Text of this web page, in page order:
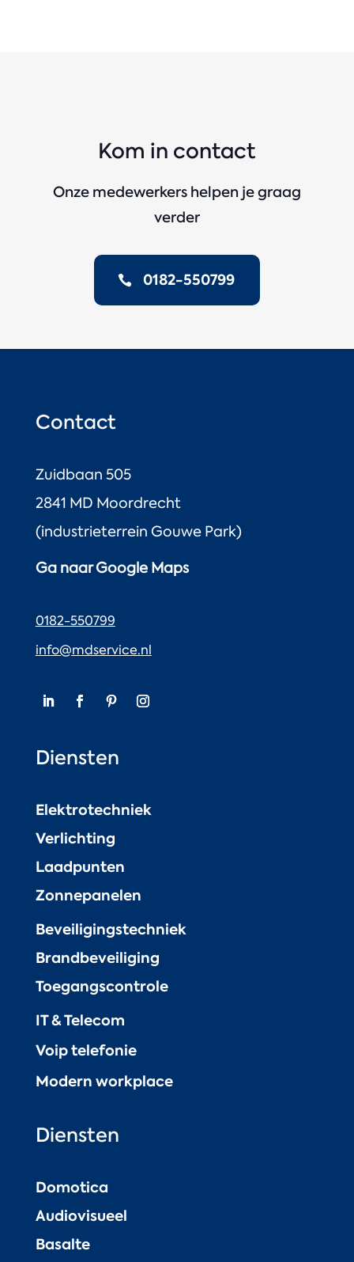
Kom in contact
Onze medewerkers helpen je graag
verder
0182-550799
Contact
Zuidbaan 505
2841 MD Moordrecht
(industrieterrein Gouwe Park)
Ga naar Google Maps
0182-550799
info@mdservice.nl
Diensten
Elektrotechniek
Verlichting
Laadpunten
Zonnepanelen
Beveiligingstechniek
Brandbeveiliging
Toegangscontrole
IT & Telecom
Voip telefonie
Modern workplace
Diensten
Domotica
Audiovisueel
Basalte